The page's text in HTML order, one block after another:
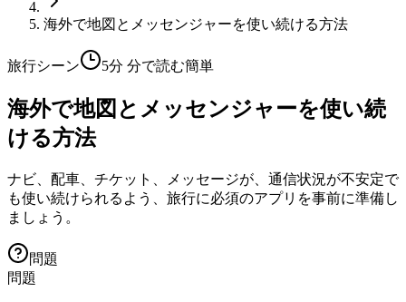
海外で地図とメッセンジャーを使い続ける方法
旅行シーン 5分 分で読む簡単
海外で地図とメッセンジャーを使い続
ける方法
ナビ、配車、チケット、メッセージが、通信状況が不安定で
も使い続けられるよう、旅行に必須のアプリを事前に準備し
ましょう。
問題
問題